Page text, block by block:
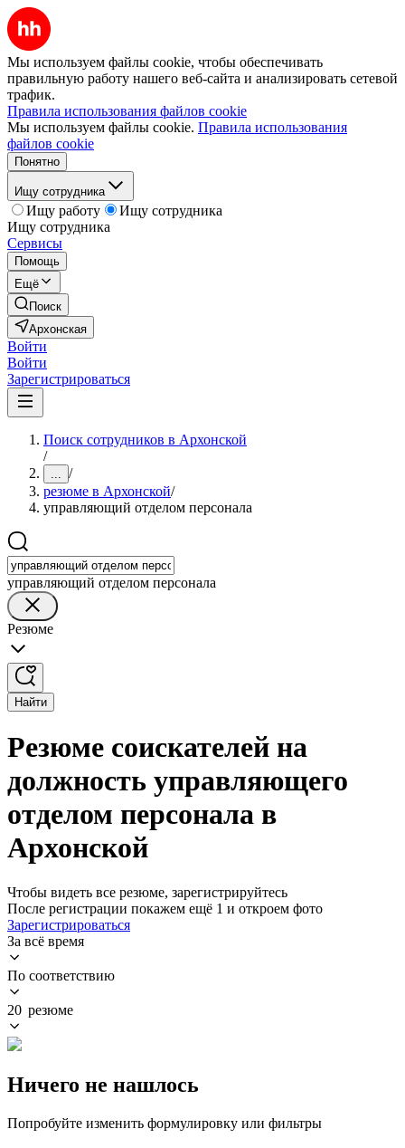
Мы используем файлы cookie, чтобы обеспечивать
правильную работу нашего веб-сайта и анализировать сетевой
трафик.
Правила использования файлов cookie
Мы используем файлы cookie. Правила использования
файлов cookie
Понятно
Ищу сотрудника
Ищу работу
Ищу сотрудника
Ищу сотрудника
Сервисы
Помощь
Ещё
Поиск
Архонская
Войти
Войти
Зарегистрироваться
Поиск сотрудников в Архонской
/
... /
резюме в Архонской/
управляющий отделом персонала
управляющий отделом персонала
Резюме
Найти
Резюме соискателей на
должность управляющего
отделом персонала в
Архонской
Чтобы видеть все резюме, зарегистрируйтесь
После регистрации покажем ещё 1 и откроем фото
Зарегистрироваться
За всё время
По соответствию
20 резюме
Ничего не нашлось
Попробуйте изменить формулировку или фильтры